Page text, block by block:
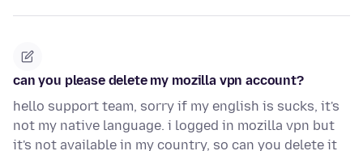
can you please delete my mozilla vpn account?
hello support team, sorry if my english is sucks, it's
not my native language. i logged in mozilla vpn but
it's not available in my country, so can you delete it